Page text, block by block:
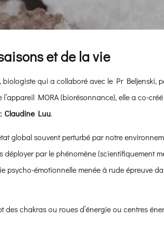
et de la vie
, biologiste qui a collaboré avec le Pr Beljenski,
MORA (biorésonnance), elle a co-
Claudine Luu.
global souvent perturbé par notre
par le phénomène (scientifiquement
psycho-émotionnelle menée à rude épreuve
des chakras ou roues d’énergie ou centres